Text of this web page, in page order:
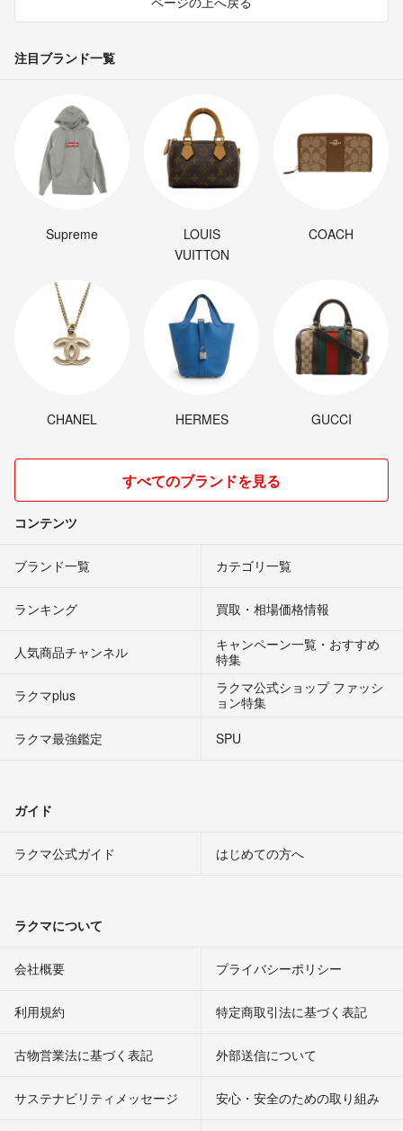
注目ブランド一覧
Supreme
LOUIS
VUITTON
COACH
CHANEL HERMES GUCCI
すべてのブランドを見る
コンテンツ
ブランド一覧 カテゴリ一覧
ランキング 買取・相場価格情報
人気商品チャンネル
キャンペーン一覧・おすすめ
特集
ラクマplus
ラクマ公式ショップ ファッシ
ョン特集
ラクマ最強鑑定
SPU
ガイド
ラクマ公式ガイド はじめての方へ
ラクマについて
会社概要 プライバシーポリシー
利用規約 特定商取引法に基づく表記
古物営業法に基づく表記 外部送信について
サステナビリティメッセージ 安心・安全のための取り組み